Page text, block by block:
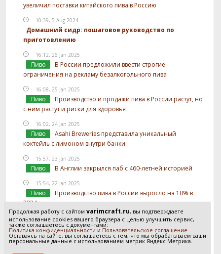
Продолжая работу с сайтом varimcraft.ru, вы подтверждаете
использование cookies вашего браузера с целью улучшить сервис,
также соглашаетесь с документами:
Политика конфиденциальности и Пользовательское соглашение
Оставаясь на сайте, вы соглашаетесь с тем, что мы обрабатываем ваши
персональные данные с использованием метрик Яндекс Метрика.
увеличил поставки китайского пива в Россию
10:39, 5 Aug 2024
Домашний сидр: пошаговое руководство по
приготовлению
16:12, 26 Jan 2025
Пиво
В России предложили ввести строгие
ограничения на рекламу безалкогольного пива
16:08, 25 Jan 2025
Пиво
Производство и продажи пива в России растут, но
с ним растут и риски для здоровья
16:02, 24 Jan 2025
Пиво
Asahi Breweries представила уникальный
коктейль с лимоном внутри банки
15:57, 23 Jan 2025
Пиво В Англии закрылся паб с 460-летней историей
15:54, 22 Jan 2025
Пиво
Производство пива в России выросло на 10% в
2024 году
15:52, 21 Jan 2025
Пиво
В России предложили отслеживать
использование солода в производстве пива